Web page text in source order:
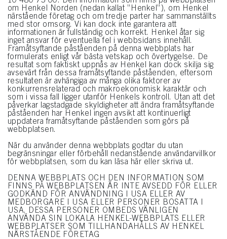
om Henkel Norden (nedan kallat ”Henkel”), om Henkel
närstående företag och om tredje parter har sammanställts
med stor omsorg. Vi kan dock inte garantera att
informationen är fullständig och korrekt. Henkel åtar sig
inget ansvar för eventuella fel i webbsidans innehåll.
Framåtsyftande påståenden på denna webbplats har
formulerats enligt vår bästa vetskap och övertygelse. De
resultat som faktiskt uppnås av Henkel kan dock skilja sig
avsevärt från dessa framåtsyftande påståenden, eftersom
resultaten är avhängiga av många olika faktorer av
konkurrensrelaterad och makroekonomisk karaktär och
som i vissa fall ligger utanför Henkels kontroll. Utan att det
påverkar lagstadgade skyldigheter att ändra framåtsyftande
påståenden har Henkel ingen avsikt att kontinuerligt
uppdatera framåtsyftande påståenden som görs på
webbplatsen.
När du använder denna webbplats godtar du utan
begränsningar eller förbehåll nedanstående användarvillkor
för webbplatsen, som du kan läsa här eller skriva ut.
DENNA WEBBPLATS OCH DEN INFORMATION SOM
FINNS PÅ WEBBPLATSEN ÄR INTE AVSEDD FÖR ELLER
GODKÄND FÖR ANVÄNDNING I USA ELLER AV
MEDBORGARE I USA ELLER PERSONER BOSATTA I
USA. DESSA PERSONER OMBEDS VÄNLIGEN
ANVÄNDA SIN LOKALA HENKEL-WEBBPLATS ELLER
WEBBPLATSER SOM TILLHANDAHÅLLS AV HENKEL
NÄRSTÅENDE FÖRETAG